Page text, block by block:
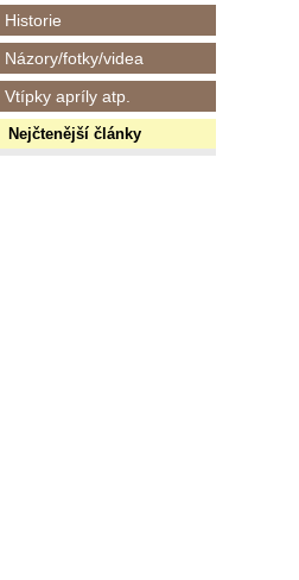
Historie
Názory/fotky/videa
Vtípky apríly atp.
Nejčtenější články